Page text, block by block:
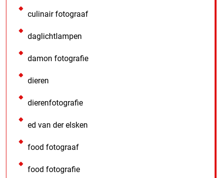
culinair fotograaf
daglichtlampen
damon fotografie
dieren
dierenfotografie
ed van der elsken
food fotograaf
food fotografie